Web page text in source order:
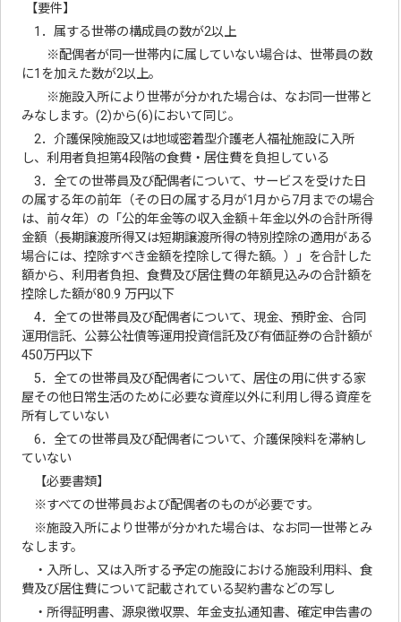
【要件】
1．属する世帯の構成員の数が2以上
※配偶者が同一世帯内に属していない場合は、世帯員の数
に1を加えた数が2以上。
※施設入所により世帯が分かれた場合は、なお同一世帯と
みなします。(2)から(6)において同じ。
2．介護保険施設又は地域密着型介護老人福祉施設に入所
し、利用者負担第4段階の食費・居住費を負担している
3．全ての世帯員及び配偶者について、サービスを受けた日
の属する年の前年（その日の属する月が1月から7月までの場合
は、前々年）の「公的年金等の収入金額＋年金以外の合計所得
金額（長期譲渡所得又は短期譲渡所得の特別控除の適用がある
場合には、控除すべき金額を控除して得た額。）」を合計した
額から、利用者負担、食費及び居住費の年額見込みの合計額を
控除した額が80.9 万円以下
4．全ての世帯員及び配偶者について、現金、預貯金、合同
運用信託、公募公社債等運用投資信託及び有価証券の合計額が
450万円以下
5．全ての世帯員及び配偶者について、居住の用に供する家
屋その他日常生活のために必要な資産以外に利用し得る資産を
所有していない
6．全ての世帯員及び配偶者について、介護保険料を滞納し
ていない
【必要書類】
※すべての世帯員および配偶者のものが必要です。
※施設入所により世帯が分かれた場合は、なお同一世帯とみ
なします。
・入所し、又は入所する予定の施設における施設利用料、食
費及び居住費について記載されている契約書などの写し
・所得証明書、源泉徴収票、年金支払通知書、確定申告書の